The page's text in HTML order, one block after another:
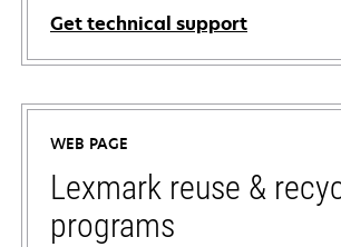
Get technical support
opens
in
new
tab
WEB PAGE
Lexmark reuse &
programs